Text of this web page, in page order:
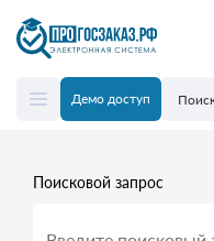
Демо доступ
Поисковой запрос